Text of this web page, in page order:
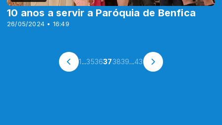
26/05/2024 • 16:49
10 anos a servir a Paróquia de Benfica
1...3536373839...43